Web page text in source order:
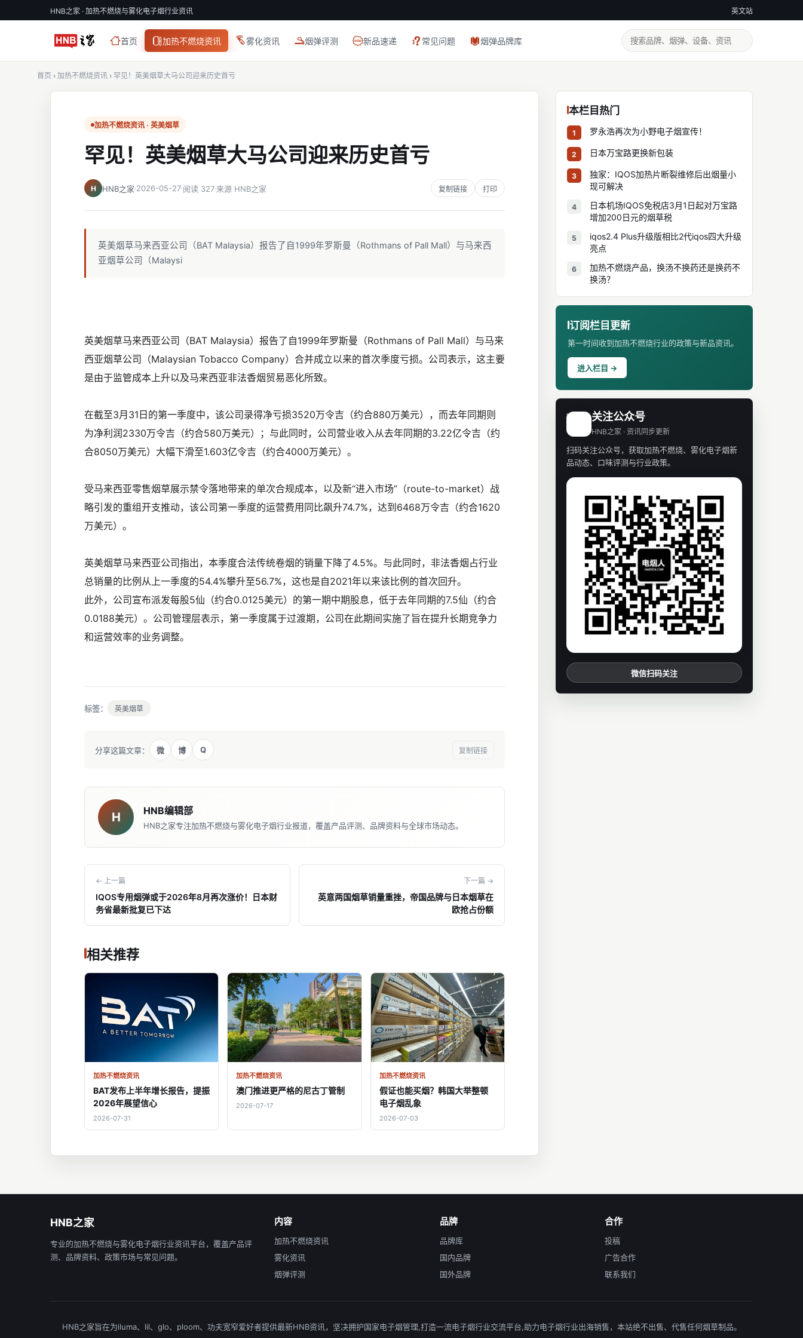
HNB之家 · 加热不燃烧与雾化电子烟行业资讯 英文站
首页 加热不燃烧资讯 雾化资讯 烟弹评测 新品速递 常见问题 烟弹品牌库
首页 › 加热不燃烧资讯 › 罕见！英美烟草大马公司迎来历史首亏
加热不燃烧资讯 · 英美烟草
罕见！英美烟草大马公司迎来历史首亏
H HNB之家 2026-05-27 阅读 327来源 HNB之家 复制链接 打印
英美烟草马来西亚公司（BAT Malaysia）报告了自1999年罗斯曼（Rothmans of Pall Mall）与马来西
亚烟草公司（Malaysi
英美烟草马来西亚公司（BAT Malaysia）报告了自1999年罗斯曼（Rothmans of Pall Mall）与马来
西亚烟草公司（Malaysian Tobacco Company）合并成立以来的首次季度亏损。公司表示，这主要
是由于监管成本上升以及马来西亚非法香烟贸易恶化所致。
在截至3月31日的第一季度中，该公司录得净亏损3520万令吉（约合880万美元），而去年同期则
为净利润2330万令吉（约合580万美元）；与此同时，公司营业收入从去年同期的3.22亿令吉（约
合8050万美元）大幅下滑至1.603亿令吉（约合4000万美元）。
受马来西亚零售烟草展示禁令落地带来的单次合规成本，以及新“进入市场”（route-to-market）战
略引发的重组开支推动，该公司第一季度的运营费用同比飙升74.7%，达到6468万令吉（约合1620
万美元）。
英美烟草马来西亚公司指出，本季度合法传统卷烟的销量下降了4.5%。与此同时，非法香烟占行业
总销量的比例从上一季度的54.4%攀升至56.7%，这也是自2021年以来该比例的首次回升。
此外，公司宣布派发每股5仙（约合0.0125美元）的第一期中期股息，低于去年同期的7.5仙（约合
0.0188美元）。公司管理层表示，第一季度属于过渡期，公司在此期间实施了旨在提升长期竞争力
和运营效率的业务调整。
标签： 英美烟草
分享这篇文章： 微 博 Q 复制链接
H HNB编辑部
HNB之家专注加热不燃烧与雾化电子烟行业报道，覆盖产品评测、品牌资料与全球市场动态。
← 上一篇
IQOS专用烟弹或于2026年8月再次涨价！日本财
务省最新批复已下达
下一篇 →
英意两国烟草销量重挫，帝国品牌与日本烟草在
欧抢占份额
相关推荐
加热不燃烧资讯
BAT发布上半年增长报告，提振
2026年展望信心
2026-07-31
加热不燃烧资讯
澳门推进更严格的尼古丁管制
2026-07-17
加热不燃烧资讯
假证也能买烟？韩国大举整顿
电子烟乱象
2026-07-03
本栏目热门
1 罗永浩再次为小野电子烟宣传！
2 日本万宝路更换新包装
3
独家：IQOS加热片断裂维修后出烟量小
现可解决
4
日本机场IQOS免税店3月1日起对万宝路
增加200日元的烟草税
5
iqos2.4 Plus升级版相比2代iqos四大升级
亮点
6
加热不燃烧产品，换汤不换药还是换药不
换汤？
订阅栏目更新
第一时间收到加热不燃烧行业的政策与新品资讯。
进入栏目 →
H 关注公众号
HNB之家 · 资讯同步更新
扫码关注公众号，获取加热不燃烧、雾化电子烟新
品动态、口味评测与行业政策。
微信扫码关注
HNB之家
专业的加热不燃烧与雾化电子烟行业资讯平台，覆盖产品评
测、品牌资料、政策市场与常见问题。
内容
加热不燃烧资讯
雾化资讯
烟弹评测
品牌
品牌库
国内品牌
国外品牌
合作
投稿
广告合作
联系我们
HNB之家旨在为iluma、lil、glo、ploom、功夫宽窄爱好者提供最新HNB资讯，坚决拥护国家电子烟管理,打造一流电子烟行业交流平台,助力电子烟行业出海销售，本站绝不出售、代售任何烟草制品。